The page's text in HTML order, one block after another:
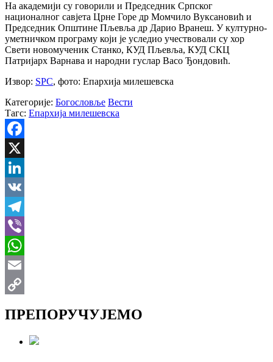
На академији су говорили и Председник Српског
националног савјета Црне Горе др Момчило Вуксановић и
Председник Општине Пљевља др Дарио Вранеш. У културно-
уметничком програму који је уследио учествовали су хор
Свети новомученик Станко, КУД Пљевља, КУД СКЦ
Патријарх Варнава и народни гуслар Васо Ђондовић.
Извор: SPC, фото: Епархија милешевска
Категорије: Богословље Вести
Тагс: Епархија милешевска
Facebook
X
LinkedIn
VK
Telegram
Viber
WhatsApp
Email
ПРЕПОРУЧУЈЕМО